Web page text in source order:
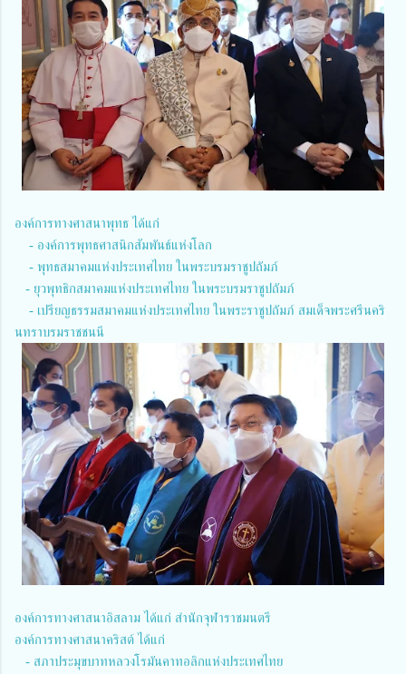
องค์การทางศาสนาพุทธ ได้แก่
- องค์การพุทธศาสนิกสัมพันธ์แห่งโลก
- พุทธสมาคมแห่งประเทศไทย ในพระบรมราชูปถัมภ์
- ยุวพุทธิกสมาคมแห่งประเทศไทย ในพระบรมราชูปถัมภ์
- เปรียญธรรมสมาคมแห่งประเทศไทย ในพระราชูปถัมภ์ สมเด็จพระศรีนคริ
นทราบรมราชชนนี
องค์การทางศาสนาอิสลาม ได้แก่ สำนักจุฬาราชมนตรี
องค์การทางศาสนาคริสต์ ได้แก่
- สภาประมุขบาทหลวงโรมันคาทอลิกแห่งประเทศไทย